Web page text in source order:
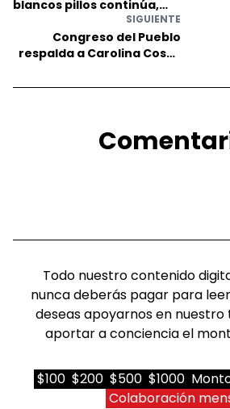
blancos pillos continúa,
¿quién sale beneficiado?
SIGUIENTE
Congreso del Pueblo
respalda a Carolina Cosse
integra las listas 1205 y
Todo nuestro contenido
nunca deberás pagar para
deseas apoyarnos en nuestro
aportar a conciencia el
$100 $200 $500 $1000
Colaboración